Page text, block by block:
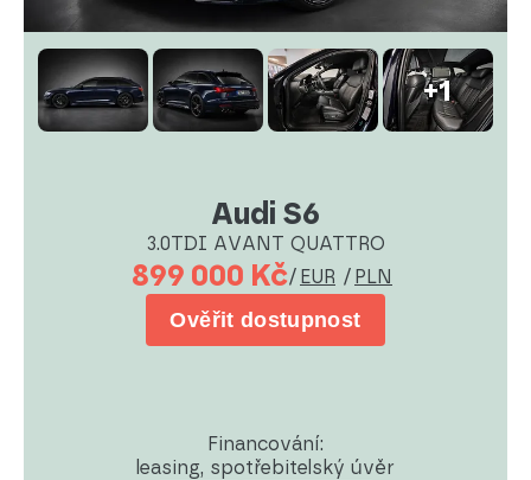
+1
Audi S6
3.0TDI AVANT QUATTRO
899 000 Kč/ EUR / PLN
Ověřit dostupnost
Financování:
leasing, spotřebitelský úvěr